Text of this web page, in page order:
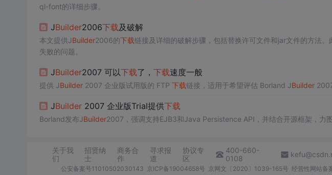
ql-font的详细步骤。
JBuilder2006下载及破解
本文提供JBuilder2006的下载链接及详细的破解步骤，包括替换许可文件和jar文件的方法
失败的问题。
JBuilder2007 可以下载了， 下载速度一般
提供 JBuilder2007 企业版试用版的 FTP 下载链接，适用于希望评估 Borland JBuilder2007
JBuilder2007 企业版Trial提供下载
Borland发布JBuilder2007，强调支持EJB3和Java Persistence API，并结合开源框架，力图
关于我
们
招贤纳
士
商务合
作
寻求报
道
协议专
区
400-660-
0108
公安备案号11010502030143 京ICP备19004658号 京网文〔2020〕1039-165号 经营性网站备